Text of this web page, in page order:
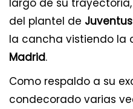
del plantel de
la cancha vistiendo la
Madrid.
Como respaldo a su
condecorado varias